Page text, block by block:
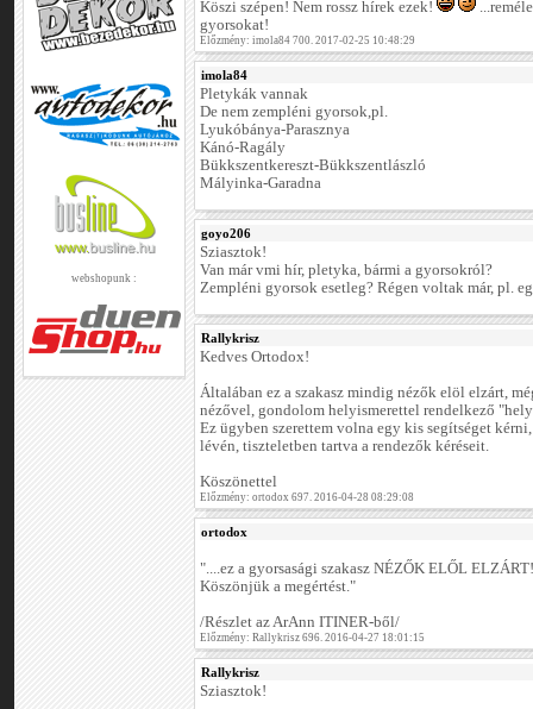
webshopunk :
Köszi szépen! Nem rossz hírek ezek!
gyorsokat!
Előzmény: imola84 700. 2017-02-25 10:48:29
imola84
Pletykák vannak
De nem zempléni gyorsok,pl.
Lyukóbánya-Parasznya
Kánó-Ragály
Bükkszentkereszt-Bükkszentlászló
Mályinka-Garadna
goyo206
Sziasztok!
Van már vmi hír, pletyka, bármi a gyorsokról?
Zempléni gyorsok esetleg? Régen voltak már, pl.
Rallykrisz
Kedves Ortodox!
Általában ez a szakasz mindig nézők elöl elzárt,
nézővel, gondolom helyismerettel rendelkező
Ez ügyben szerettem volna egy kis segítséget
lévén, tiszteletben tartva a rendezők kéréseit.
Köszönettel
Előzmény: ortodox 697. 2016-04-28 08:29:08
ortodox
"....ez a gyorsasági szakasz NÉZŐK ELŐL ELZÁRT!
Köszönjük a megértést."
/Részlet az ArAnn ITINER-ből/
Előzmény: Rallykrisz 696. 2016-04-27 18:01:15
Rallykrisz
Sziasztok!